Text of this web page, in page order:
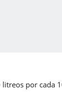
por cada